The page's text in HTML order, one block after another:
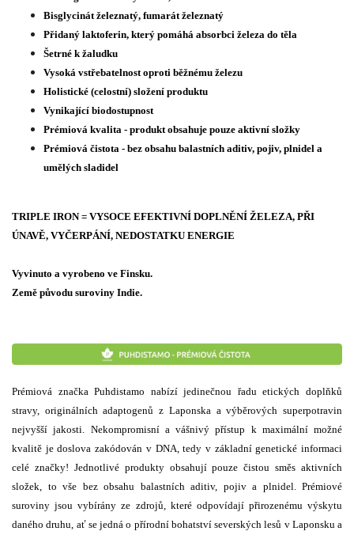
Bisglycinát železnatý, fumarát železnatý
Přidaný laktoferin, který pomáhá absorbci železa do těla
Šetrné k žaludku
Vysoká vstřebatelnost oproti běžnému železu
Holistické (celostní) složení produktu
Vynikající biodostupnost
Prémiová kvalita - produkt obsahuje pouze aktivní složky
Prémiová čistota - bez obsahu balastních aditiv, pojiv, plnidel a
umělých sladidel
TRIPLE IRON = VYSOCE EFEKTIVNÍ DOPLNĚNÍ ŽELEZA, PŘI
ÚNAVĚ, VYČERPÁNÍ, NEDOSTATKU ENERGIE
Vyvinuto a vyrobeno ve Finsku.
Země původu suroviny Indie.
Prémiová značka Puhdistamo nabízí jedinečnou řadu etických doplňků
stravy, originálních adaptogenů z Laponska a výběrových superpotravin
nejvyšší jakosti. Nekompromisní a vášnivý přístup k maximální možné
kvalitě je doslova zakódován v DNA, tedy v základní genetické informaci
celé značky! Jednotlivé produkty obsahují pouze čistou směs aktivních
složek, to vše bez obsahu balastních aditiv, pojiv a plnidel. Prémiové
suroviny jsou vybírány ze zdrojů, které odpovídají přirozenému výskytu
daného druhu, ať se jedná o přírodní bohatství severských lesů v Laponsku a